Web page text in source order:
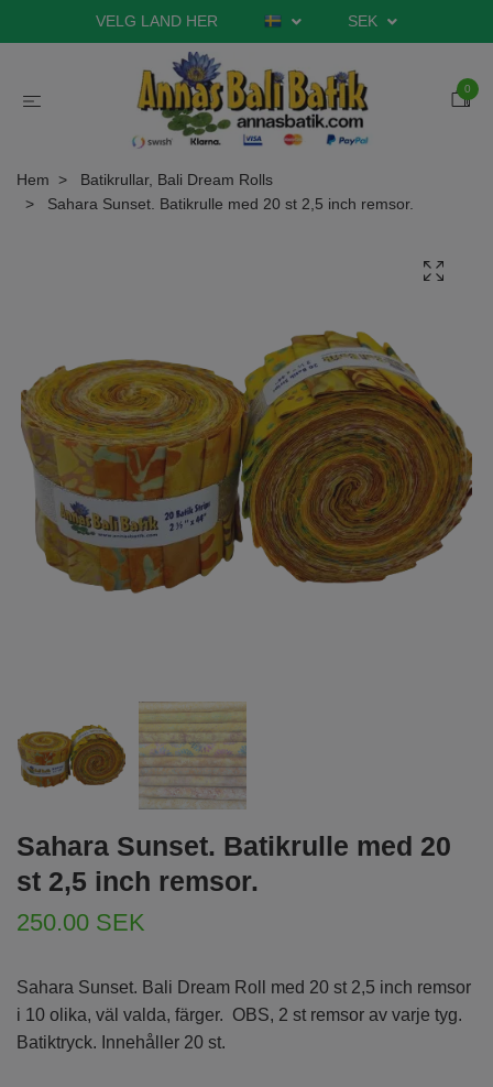
VELG LAND HER SEK
0
Hem
Batikrullar, Bali Dream Rolls
Sahara Sunset. Batikrulle med 20 st 2,5 inch remsor.
Sahara Sunset. Batikrulle med 20
st 2,5 inch remsor.
250.00 SEK
Sahara Sunset. Bali Dream Roll med 20 st 2,5 inch remsor
i 10 olika, väl valda, färger. OBS, 2 st remsor av varje tyg.
Batiktryck. Innehåller 20 st.